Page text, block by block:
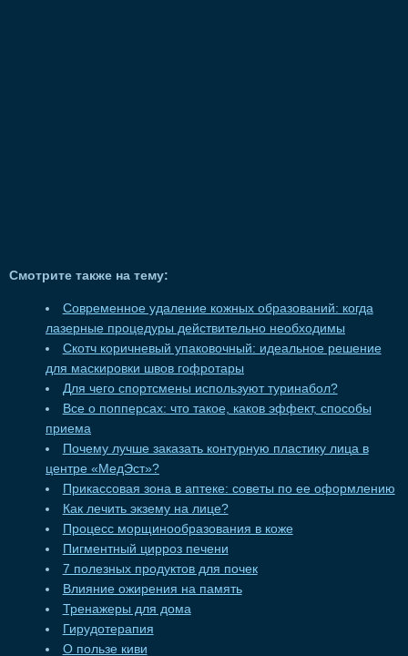
Смотрите также на тему:
Современное удаление кожных образований: когда
лазерные процедуры действительно необходимы
Скотч коричневый упаковочный: идеальное решение
для маскировки швов гофротары
Для чего спортсмены используют туринабол?
Все о попперсах: что такое, каков эффект, способы
приема
Почему лучше заказать контурную пластику лица в
центре «МедЭст»?
Прикассовая зона в аптеке: советы по ее оформлению
Как лечить экзему на лице?
Процесс морщинообразования в коже
Пигментный цирроз печени
7 полезных продуктов для почек
Влияние ожирения на память
Тренажеры для дома
Гирудотерапия
О пользе киви